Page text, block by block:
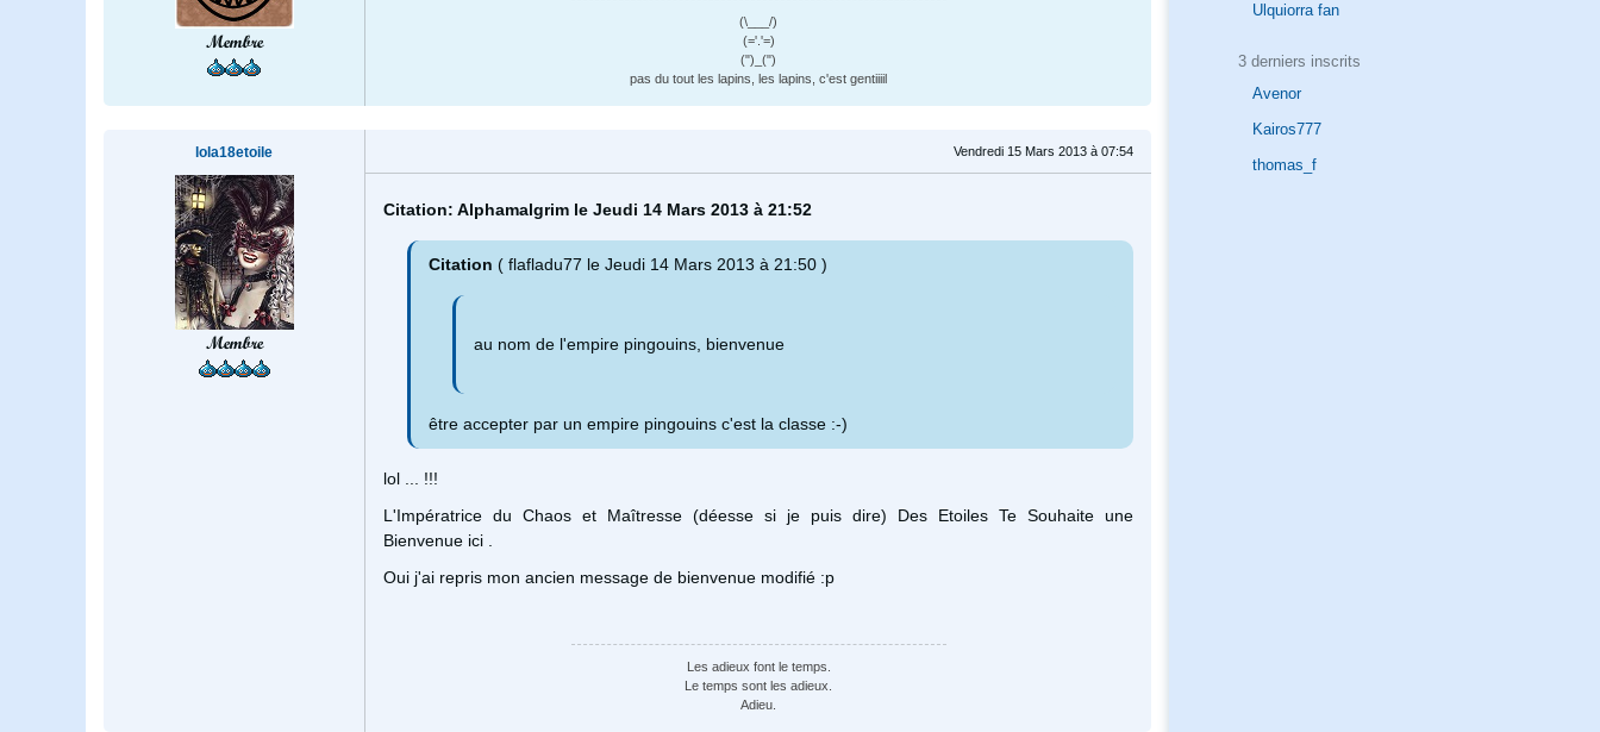
Ulquiorra fan
3 derniers inscrits
Avenor
Kairos777
thomas_f
Membre
(\___/)
(='.'=)
(")_(")
pas du tout les lapins, les lapins, c'est gentiiiil
lola18etoile
Membre
Vendredi 15 Mars 2013 à 07:54
Citation: Alphamalgrim le Jeudi 14 Mars 2013 à 21:52
Citation ( flafladu77 le Jeudi 14 Mars 2013 à 21:50 )
au nom de l'empire pingouins, bienvenue
être accepter par un empire pingouins c'est la classe :-)
lol ... !!!
L'Impératrice du Chaos et Maîtresse (déesse si je puis dire) Des Etoiles Te Souhaite une
Bienvenue ici .
Oui j'ai repris mon ancien message de bienvenue modifié :p
Les adieux font le temps.
Le temps sont les adieux.
Adieu.